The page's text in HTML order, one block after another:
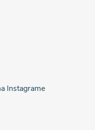
Instagrame